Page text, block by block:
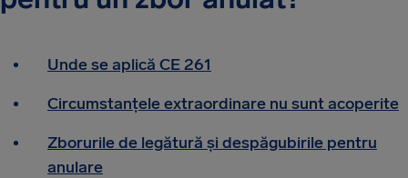
Unde se aplică CE 261
Circumstanțele extraordinare nu sunt acoperite
Zborurile de legătură și despăgubirile pentru
anulare